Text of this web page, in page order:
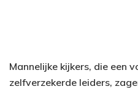
Mannelijke kijkers, die een
zelfverzekerde leiders,